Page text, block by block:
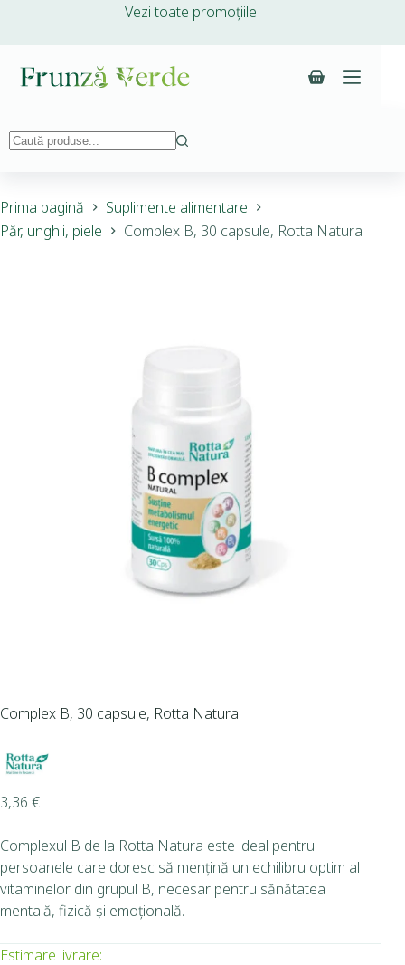
Vezi toate promoțiile
Prima pagină
Suplimente alimentare
Păr, unghii, piele
Complex B, 30 capsule, Rotta Natura
Complex B, 30 capsule, Rotta Natura
3,36 €
Complexul B de la Rotta Natura este ideal pentru
persoanele care doresc să mențină un echilibru optim al
vitaminelor din grupul B, necesar pentru sănătatea
mentală, fizică și emoțională.
Estimare livrare: